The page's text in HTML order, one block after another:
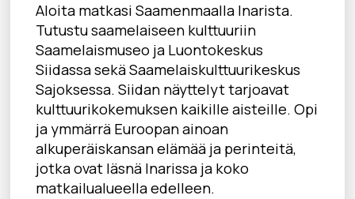
Aloita matkasi Saamenmaalla Inarista.
Tutustu saamelaiseen kulttuuriin
Saamelaismuseo ja Luontokeskus
Siidassa sekä Saamelaiskulttuurikeskus
Sajoksessa. Siidan näyttelyt tarjoavat
kulttuurikokemuksen kaikille aisteille. Opi
ja ymmärrä Euroopan ainoan
alkuperäiskansan elämää ja perinteitä,
jotka ovat läsnä Inarissa ja koko
matkailualueella edelleen.